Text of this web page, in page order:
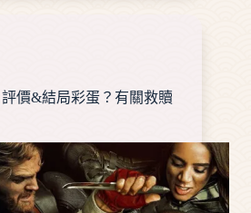
價&結局彩蛋？有關救贖